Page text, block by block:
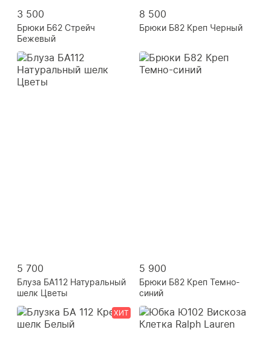
3 500
Брюки Б62 Стрейч
Бежевый
8 500
Брюки Б82 Креп Черный
5 700
Блуза БА112 Натуральный
шелк Цветы
5 900
Брюки Б82 Креп Темно-
синий
ХИТ